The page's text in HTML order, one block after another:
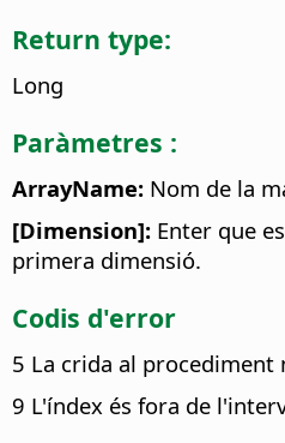
Return type:
Long
Paràmetres :
ArrayName: Nom de la
[Dimension]: Enter que
primera dimensió.
Codis d'error
5 La crida al procediment
9 L'índex és fora de